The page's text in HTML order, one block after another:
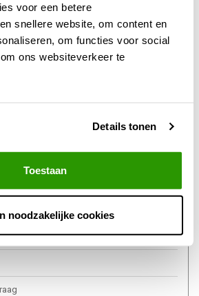
voor een betere
snellere website, om content en
om functies voor social
ons websiteverkeer te
Details tonen
Toestaan
noodzakelijke cookies